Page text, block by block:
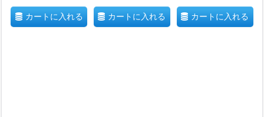
カートに入れる カートに入れる カートに入れる